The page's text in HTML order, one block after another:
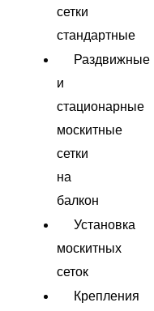
сетки
стандартные
Раздвижные
и
стационарные
москитные
сетки
на
балкон
Установка
москитных
сеток
Крепления